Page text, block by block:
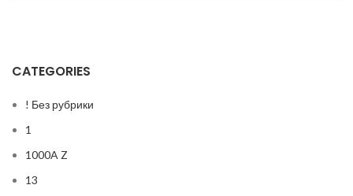
CATEGORIES
! Без рубрики
1
1000A Z
13